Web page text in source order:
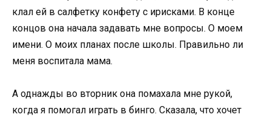
клал ей в салфетку конфету с ирисками. В конце
концов она начала задавать мне вопросы. О моем
имени. О моих планах после школы. Правильно ли
меня воспитала мама.
А однажды во вторник она помахала мне рукой,
когда я помогал играть в бинго. Сказала, что хочет